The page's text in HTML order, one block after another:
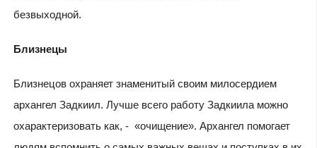
безвыходной.
Близнецы
Близнецов охраняет знаменитый своим милосердием
архангел Задкиил. Лучше всего работу Задкиила можно
охарактеризовать как, - «очищение». Архангел помогает